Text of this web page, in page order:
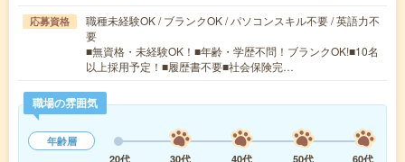
応募資格
職種未経験OK / ブランクOK / パソコンスキル不要 / 英語力不
要
■無資格・未経験OK！■年齢・学歴不問！ブランクOK!■10名
以上採用予定！■履歴書不要■社会保険完…
職場の雰囲気
年齢層
20代
30代 40代 50代
60代